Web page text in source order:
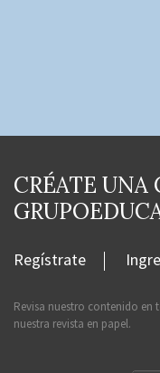
CRÉATE UNA
Regístrate
Revisa nuestro contenido en
nuestra revista en papel.